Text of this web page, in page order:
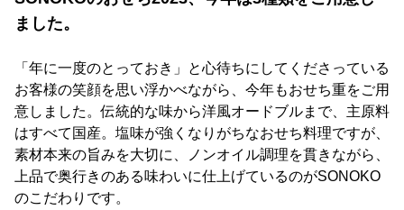
ました。
「年に一度のとっておき」と心待ちにしてくださっている
お客様の笑顔を思い浮かべながら、今年もおせち重をご用
意しました。伝統的な味から洋風オードブルまで、主原料
はすべて国産。塩味が強くなりがちなおせち料理ですが、
素材本来の旨みを大切に、ノンオイル調理を貫きながら、
上品で奥行きのある味わいに仕上げているのがSONOKO
のこだわりです。